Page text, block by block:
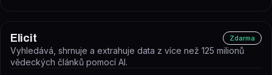
Elicit Zdarma
Vyhledává, shrnuje a extrahuje data z více než 125 milionů
vědeckých článků pomocí AI.